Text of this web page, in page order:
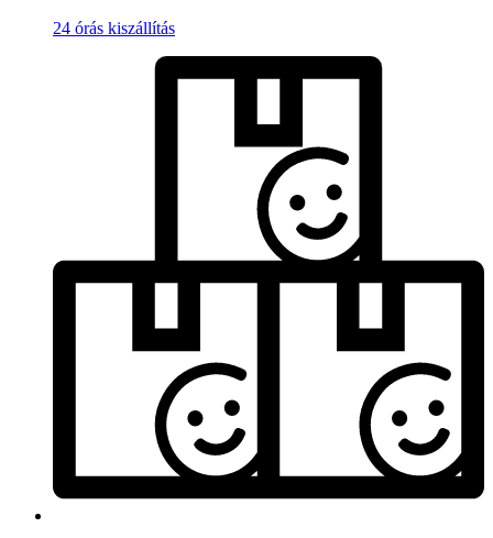
24 órás kiszállítás